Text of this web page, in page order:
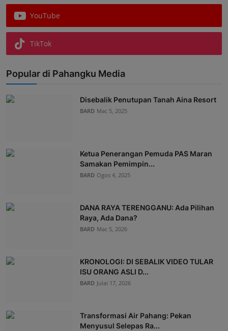
YouTube
TikTok
Popular di Pahangku Media
Disebalik Penutupan Tanah Aina Resort
BARD Mac 5, 2025
Ketua Penerangan Pemuda PAS Maran
Samakan Pemimpin...
BARD Ogos 4, 2025
DANA RAYA TERENGGANU: Ada Pilihan
Raya, Ada Dana?
BARD Mac 5, 2026
KRONOLOGI: DI SEBALIK VIDEO TULAR
ISU ORANG ASLI D...
BARD Julai 17, 2026
Transformasi Air Pahang: Pekan
Menyusul Selepas Ra...